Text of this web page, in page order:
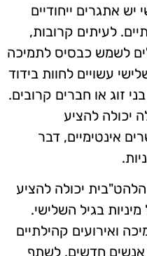
אתגרים ייחודיים
לעיתים קרובות,
לשמש כבסיס לתמיכה
עשויים לחוות בידוד
זוג או חברים קרובים.
יכולה להציע
אינטימיים, דבר
יכולה להציע
בגיל השלישי.
ואירועים קהילתיים
אנשים חדשים, לשתף